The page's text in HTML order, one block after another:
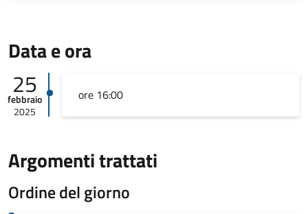
Data e ora
25
febbraio
2025
ore 16:00
Argomenti trattati
Ordine del giorno